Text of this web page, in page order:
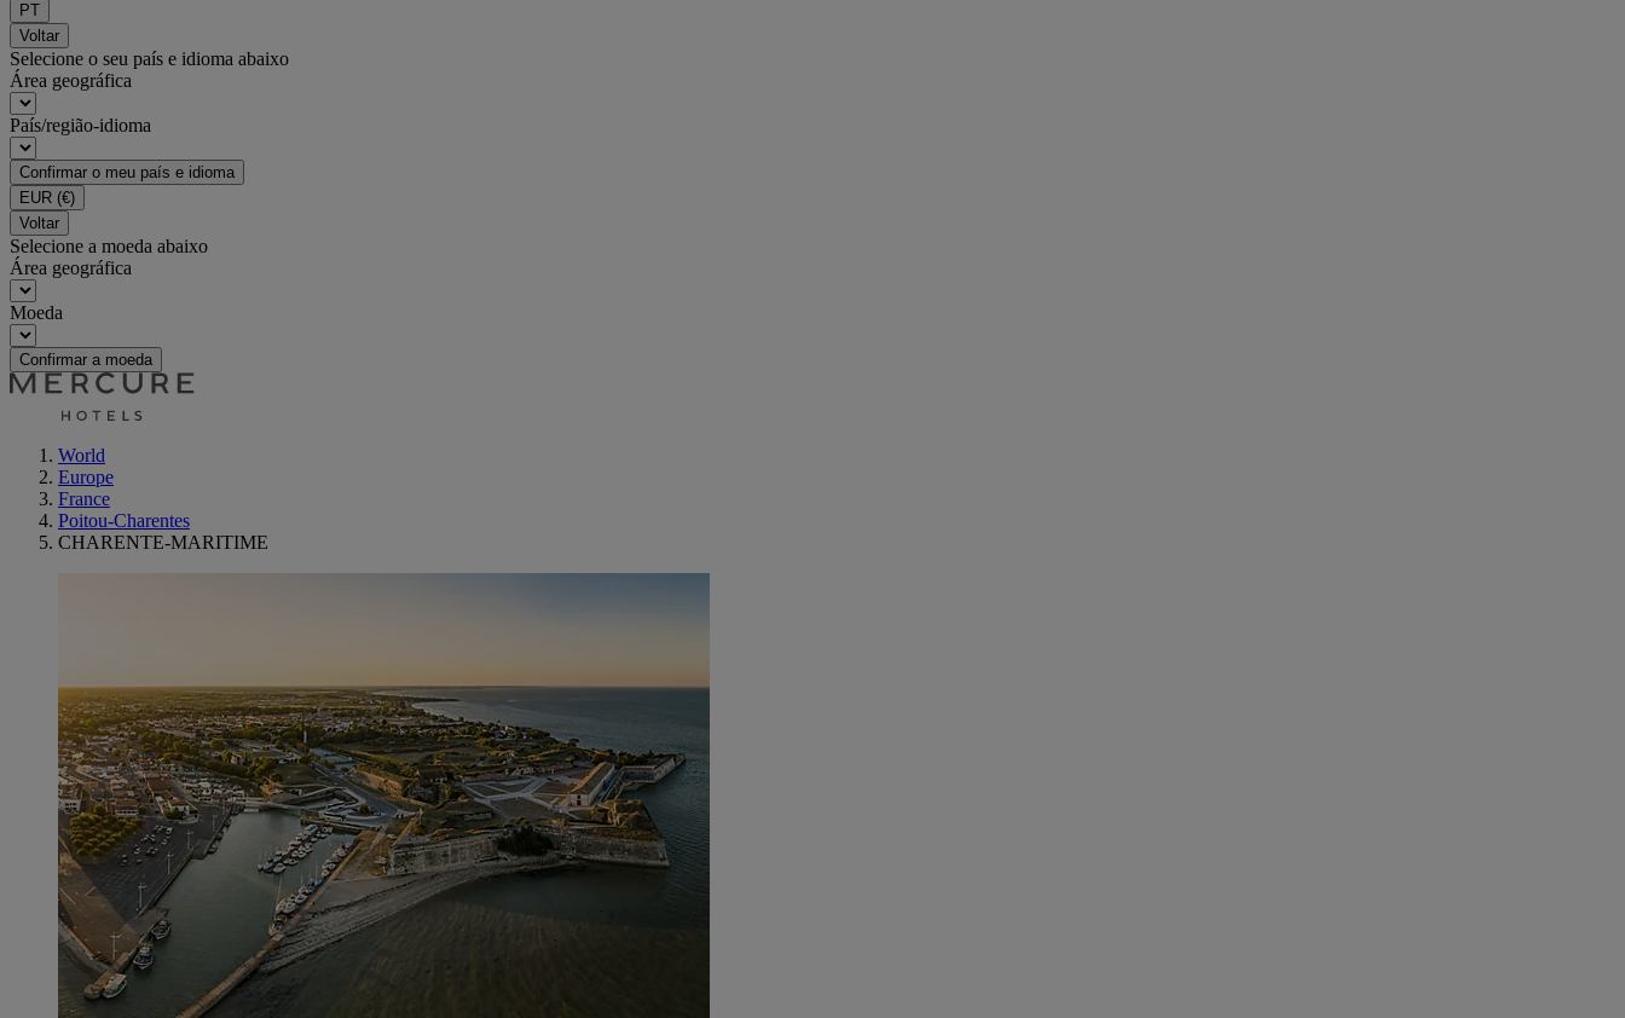
PT
Voltar
Selecione o seu país e idioma abaixo
Área geográfica
País/região-idioma
Confirmar o meu país e idioma
EUR (€)
Voltar
Selecione a moeda abaixo
Área geográfica
Moeda
Confirmar a moeda
World
Europe
France
Poitou-Charentes
CHARENTE-MARITIME